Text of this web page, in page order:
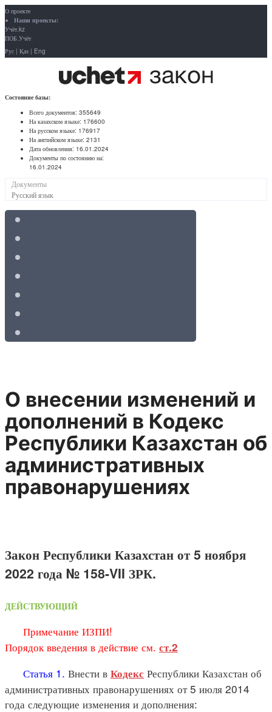
О проекте
Наши проекты:
Учёт.kz
ПОБ.Учёт
Рус | Қаз | Eng
Состояние базы:
Всего документов: 355649
На казахском языке: 176600
На русском языке: 176917
На английском языке: 2131
Дата обновления: 16.01.2024
Документы по состоянию на:
16.01.2024
Документы
Русский язык
О внесении изменений и
дополнений в Кодекс
Республики Казахстан об
административных
правонарушениях
Закон Республики Казахстан от 5 ноября
2022 года № 158-VII ЗРК.
ДЕЙСТВУЮЩИЙ
Примечание ИЗПИ!
Порядок введения в действие см. ст.2
Статья 1. Внести в Кодекс Республики Казахстан об
административных правонарушениях от 5 июля 2014
года следующие изменения и дополнения: